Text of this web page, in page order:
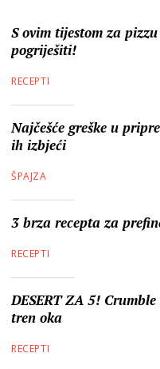
S ovim tijestom za pizzu
pogriješiti!
RECEPTI
Najčešće greške u
ih izbjeći
ŠPAJZA
3 brza recepta za
RECEPTI
DESERT ZA 5!
tren oka
RECEPTI